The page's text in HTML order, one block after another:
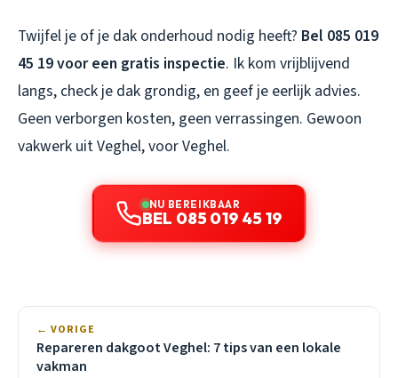
Twijfel je of je dak onderhoud nodig heeft? Bel 085 019
45 19 voor een gratis inspectie. Ik kom vrijblijvend
langs, check je dak grondig, en geef je eerlijk advies.
Geen verborgen kosten, geen verrassingen. Gewoon
vakwerk uit Veghel, voor Veghel.
NU BEREIKBAAR
BEL 085 019 45 19
← VORIGE
Repareren dakgoot Veghel: 7 tips van een lokale
vakman